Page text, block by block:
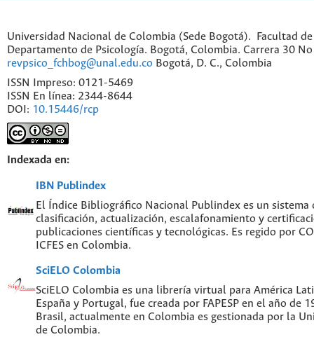
Universidad Nacional de Colombia (Sede Bogotá). Facultad de
Departamento de Psicología. Bogotá, Colombia. Carrera 30
revpsico_fchbog@unal.edu.co Bogotá, D. C., Colombia
ISSN Impreso: 0121-5469
ISSN En línea: 2344-8644
DOI: 10.15446/rcp
Indexada en:
IBN Publindex
El Índice Bibliográfico Nacional Publindex es un
clasificación, actualización, escalafonamiento y
publicaciones científicas y tecnológicas. Es regido por
ICFES en Colombia.
SciELO Colombia
SciELO Colombia es una librería virtual para América
España y Portugal, fue creada por FAPESP en el año de
Brasil, actualmente en Colombia es gestionada por la
de Colombia.